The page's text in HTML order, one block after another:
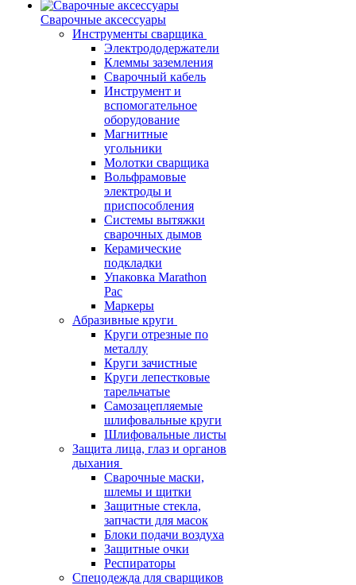
Сварочные аксессуары
Инструменты сварщика
Электрододержатели
Клеммы заземления
Сварочный кабель
Инструмент и
вспомогательное
оборудование
Магнитные
угольники
Молотки сварщика
Вольфрамовые
электроды и
приспособления
Системы вытяжки
сварочных дымов
Керамические
подкладки
Упаковка Marathon
Pac
Маркеры
Абразивные круги
Круги отрезные по
металлу
Круги зачистные
Круги лепестковые
тарельчатые
Самозацепляемые
шлифовальные круги
Шлифовальные листы
Защита лица, глаз и органов
дыхания
Сварочные маски,
шлемы и щитки
Защитные стекла,
запчасти для масок
Блоки подачи воздуха
Защитные очки
Респираторы
Спецодежда для сварщиков